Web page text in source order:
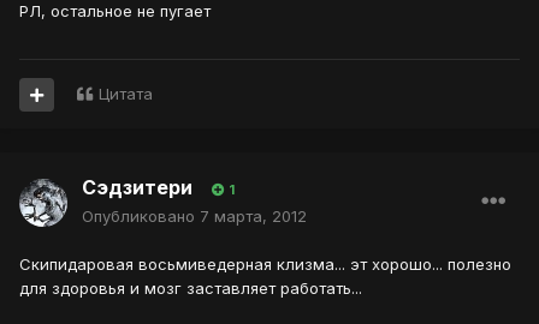
РЛ, остальное не пугает
Цитата
Сэдзитери 1
Опубликовано 7 марта, 2012
Скипидаровая восьмиведерная клизма... эт хорошо... полезно
для здоровья и мозг заставляет работать...